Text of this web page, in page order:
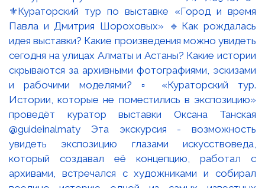
⚜️Кураторский тур по выставке «Город и время
Павла и Дмитрия Шороховых» 🔹Как рождалась
идея выставки? Какие произведения можно увидеть
сегодня на улицах Алматы и Астаны? Какие истории
скрываются за архивными фотографиями, эскизами
и рабочими моделями? ▫️ «Кураторский тур.
Истории, которые не поместились в экспозицию»
проведёт куратор выставки Оксана Танская
@guideinalmaty Эта экскурсия - возможность
увидеть экспозицию глазами искусствоведа,
который создавал её концепцию, работал с
архивами, встречался с художниками и собирал